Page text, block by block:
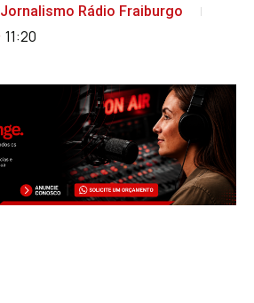
Jornalismo Rádio Fraiburgo
11:20